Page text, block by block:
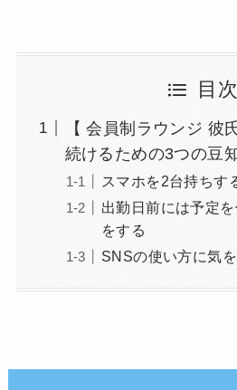
目次
【 会員制ラウンジ 彼
続けるための3つの豆
スマホを2台持ちす
出勤日前には予定
をする
SNSの使い方に気